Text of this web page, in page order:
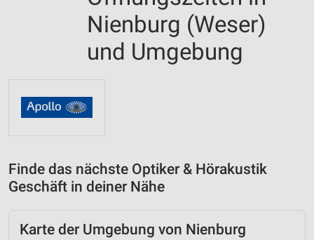
Nienburg (Weser)
und Umgebung
Finde das nächste Optiker & Hörakustik
Geschäft in deiner Nähe
Karte der Umgebung von Nienburg